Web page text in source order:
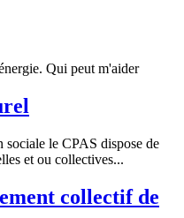
Qui peut m'aider
sociale le CPAS dispose de
et ou collectives...
collectif de